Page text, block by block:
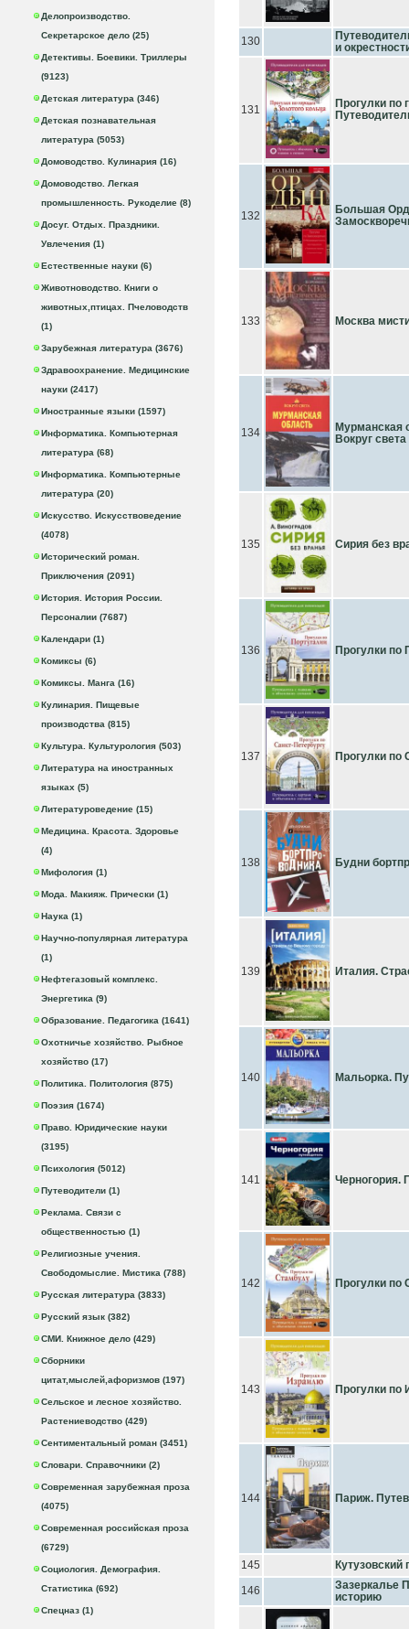
Делопроизводство.
Секретарское дело (25)
Детективы. Боевики. Триллеры
(9123)
Детская литература (346)
Детская познавательная
литература (5053)
Домоводство. Кулинария (16)
Домоводство. Легкая
промышленность. Рукоделие (8)
Досуг. Отдых. Праздники.
Увлечения (1)
Естественные науки (6)
Животноводство. Книги о
животных,птицах. Пчеловодств
(1)
Зарубежная литература (3676)
Здравоохранение. Медицинские
науки (2417)
Иностранные языки (1597)
Информатика. Компьютерная
литература (68)
Информатика. Компьютерные
литература (20)
Искусство. Искусствоведение
(4078)
Исторический роман.
Приключения (2091)
История. История России.
Персоналии (7687)
Календари (1)
Комиксы (6)
Комиксы. Манга (16)
Кулинария. Пищевые
производства (815)
Культура. Культурология (503)
Литература на иностранных
языках (5)
Литературоведение (15)
Медицина. Красота. Здоровье
(4)
Мифология (1)
Мода. Макияж. Прически (1)
Наука (1)
Научно-популярная литература
(1)
Нефтегазовый комплекс.
Энергетика (9)
Образование. Педагогика (1641)
Охотничье хозяйство. Рыбное
хозяйство (17)
Политика. Политология (875)
Поэзия (1674)
Право. Юридические науки
(3195)
Психология (5012)
Путеводители (1)
Реклама. Связи с
общественностью (1)
Религиозные учения.
Свободомыслие. Мистика (788)
Русская литература (3833)
Русский язык (382)
СМИ. Книжное дело (429)
Сборники
цитат,мыслей,афоризмов (197)
Сельское и лесное хозяйство.
Растениеводство (429)
Сентиментальный роман (3451)
Словари. Справочники (2)
Современная зарубежная проза
(4075)
Современная российская проза
(6729)
Социология. Демография.
Статистика (692)
Спецназ (1)
130
и
131
Прогулки по
132
Большая
133 Москва
134
Мурманская
Вокруг света
135 Сирия без
136 Прогулки по
137 Прогулки по
138 Будни
139 Италия.
140 Мальорка.
141 Черногория.
142 Прогулки по
143 Прогулки по
144 Париж.
145
Кутузовский
146
Зазеркалье
историю